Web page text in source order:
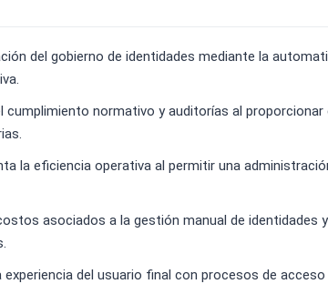
del gobierno de identidades mediante la
cumplimiento normativo y auditorías al
la eficiencia operativa al permitir una
asociados a la gestión manual de
experiencia del usuario final con procesos de